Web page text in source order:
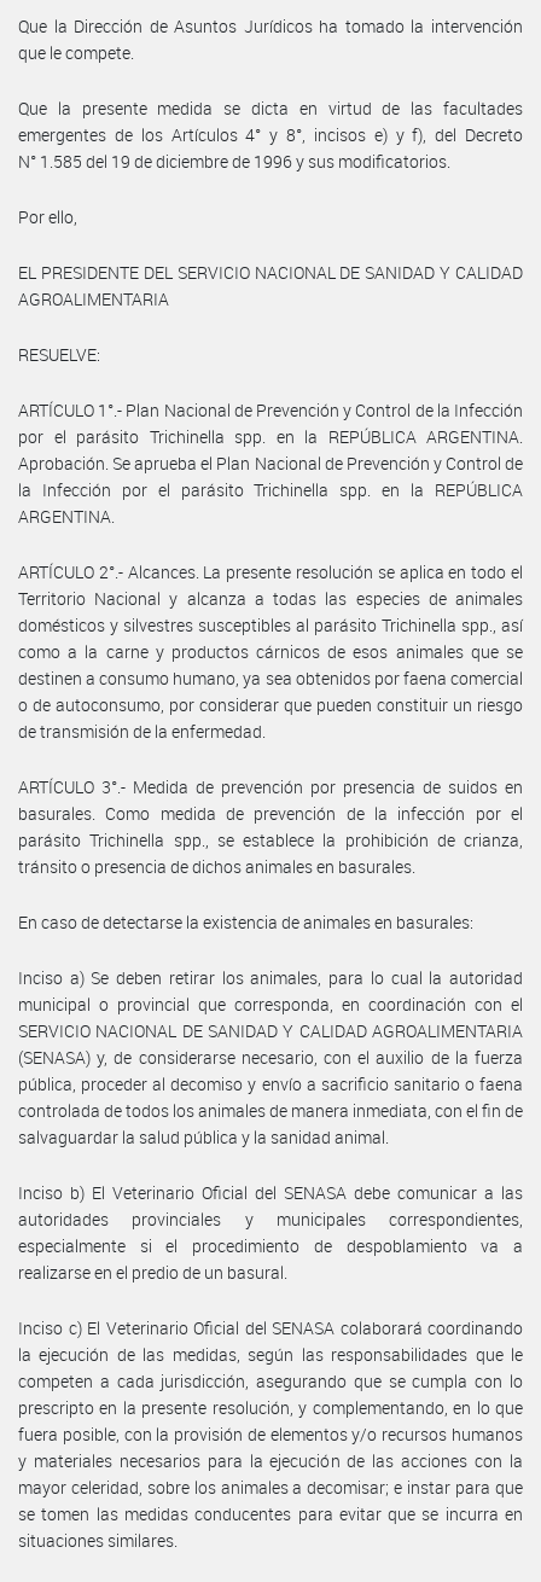
Que la Dirección de Asuntos Jurídicos ha tomado la intervención
que le compete.
Que la presente medida se dicta en virtud de las facultades
emergentes de los Artículos 4° y 8°, incisos e) y f), del Decreto
N° 1.585 del 19 de diciembre de 1996 y sus modificatorios.
Por ello,
EL PRESIDENTE DEL SERVICIO NACIONAL DE SANIDAD Y CALIDAD
AGROALIMENTARIA
RESUELVE:
ARTÍCULO 1°.- Plan Nacional de Prevención y Control de la Infección
por el parásito Trichinella spp. en la REPÚBLICA ARGENTINA.
Aprobación. Se aprueba el Plan Nacional de Prevención y Control de
la Infección por el parásito Trichinella spp. en la REPÚBLICA
ARGENTINA.
ARTÍCULO 2°.- Alcances. La presente resolución se aplica en todo el
Territorio Nacional y alcanza a todas las especies de animales
domésticos y silvestres susceptibles al parásito Trichinella spp., así
como a la carne y productos cárnicos de esos animales que se
destinen a consumo humano, ya sea obtenidos por faena comercial
o de autoconsumo, por considerar que pueden constituir un riesgo
de transmisión de la enfermedad.
ARTÍCULO 3°.- Medida de prevención por presencia de suidos en
basurales. Como medida de prevención de la infección por el
parásito Trichinella spp., se establece la prohibición de crianza,
tránsito o presencia de dichos animales en basurales.
En caso de detectarse la existencia de animales en basurales:
Inciso a) Se deben retirar los animales, para lo cual la autoridad
municipal o provincial que corresponda, en coordinación con el
SERVICIO NACIONAL DE SANIDAD Y CALIDAD AGROALIMENTARIA
(SENASA) y, de considerarse necesario, con el auxilio de la fuerza
pública, proceder al decomiso y envío a sacrificio sanitario o faena
controlada de todos los animales de manera inmediata, con el fin de
salvaguardar la salud pública y la sanidad animal.
Inciso b) El Veterinario Oficial del SENASA debe comunicar a las
autoridades provinciales y municipales correspondientes,
especialmente si el procedimiento de despoblamiento va a
realizarse en el predio de un basural.
Inciso c) El Veterinario Oficial del SENASA colaborará coordinando
la ejecución de las medidas, según las responsabilidades que le
competen a cada jurisdicción, asegurando que se cumpla con lo
prescripto en la presente resolución, y complementando, en lo que
fuera posible, con la provisión de elementos y/o recursos humanos
y materiales necesarios para la ejecución de las acciones con la
mayor celeridad, sobre los animales a decomisar; e instar para que
se tomen las medidas conducentes para evitar que se incurra en
situaciones similares.